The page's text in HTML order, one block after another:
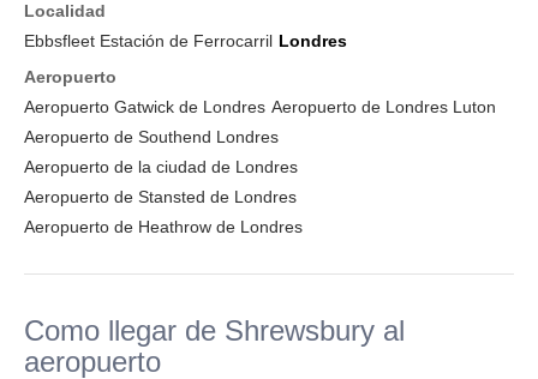
Localidad
Ebbsfleet Estación de Ferrocarril Londres
Aeropuerto
Aeropuerto Gatwick de Londres Aeropuerto de Londres Luton
Aeropuerto de Southend Londres
Aeropuerto de la ciudad de Londres
Aeropuerto de Stansted de Londres
Aeropuerto de Heathrow de Londres
Como llegar de Shrewsbury al
aeropuerto